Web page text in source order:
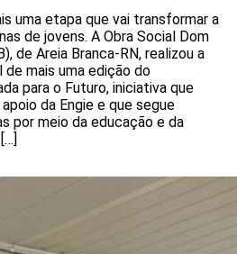
uma etapa que vai transformar a
de jovens. A Obra Social Dom
de Areia Branca-RN, realizou a
de mais uma edição do
para o Futuro, iniciativa que
da Engie e que segue
por meio da educação e da